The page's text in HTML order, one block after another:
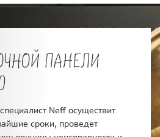
ПАНЕЛИ
Neff осуществит
сроки, проведет